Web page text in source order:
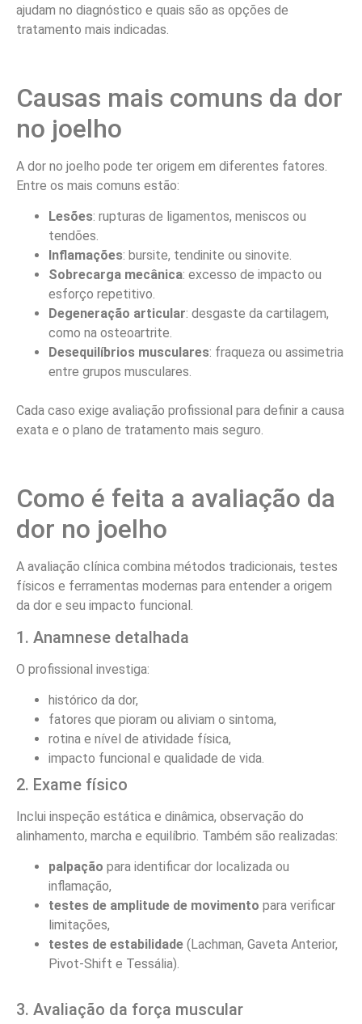
ajudam no diagnóstico e quais são as opções de
tratamento mais indicadas.
Causas mais comuns da dor
no joelho
A dor no joelho pode ter origem em diferentes fatores.
Entre os mais comuns estão:
Lesões: rupturas de ligamentos, meniscos ou
tendões.
Inflamações: bursite, tendinite ou sinovite.
Sobrecarga mecânica: excesso de impacto ou
esforço repetitivo.
Degeneração articular: desgaste da cartilagem,
como na osteoartrite.
Desequilíbrios musculares: fraqueza ou assimetria
entre grupos musculares.
Cada caso exige avaliação profissional para definir a causa
exata e o plano de tratamento mais seguro.
Como é feita a avaliação da
dor no joelho
A avaliação clínica combina métodos tradicionais, testes
físicos e ferramentas modernas para entender a origem
da dor e seu impacto funcional.
1. Anamnese detalhada
O profissional investiga:
histórico da dor,
fatores que pioram ou aliviam o sintoma,
rotina e nível de atividade física,
impacto funcional e qualidade de vida.
2. Exame físico
Inclui inspeção estática e dinâmica, observação do
alinhamento, marcha e equilíbrio. Também são realizadas:
palpação para identificar dor localizada ou
inflamação,
testes de amplitude de movimento para verificar
limitações,
testes de estabilidade (Lachman, Gaveta Anterior,
Pivot-Shift e Tessália).
3. Avaliação da força muscular